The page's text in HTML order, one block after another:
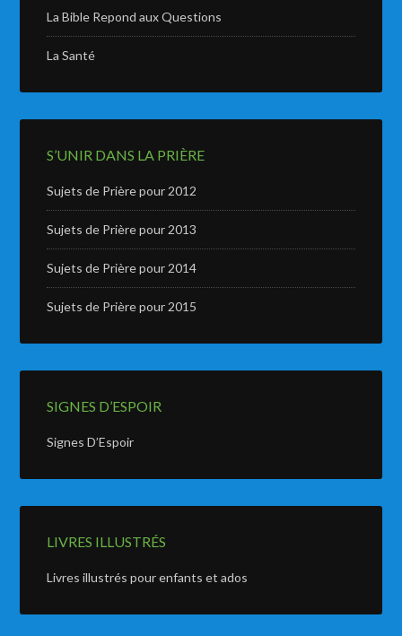
La Bible Repond aux Questions
La Santé
S’UNIR DANS LA PRIÈRE
Sujets de Prière pour 2012
Sujets de Prière pour 2013
Sujets de Prière pour 2014
Sujets de Prière pour 2015
SIGNES D’ESPOIR
Signes D’Espoir
LIVRES ILLUSTRÉS
Livres illustrés pour enfants et ados